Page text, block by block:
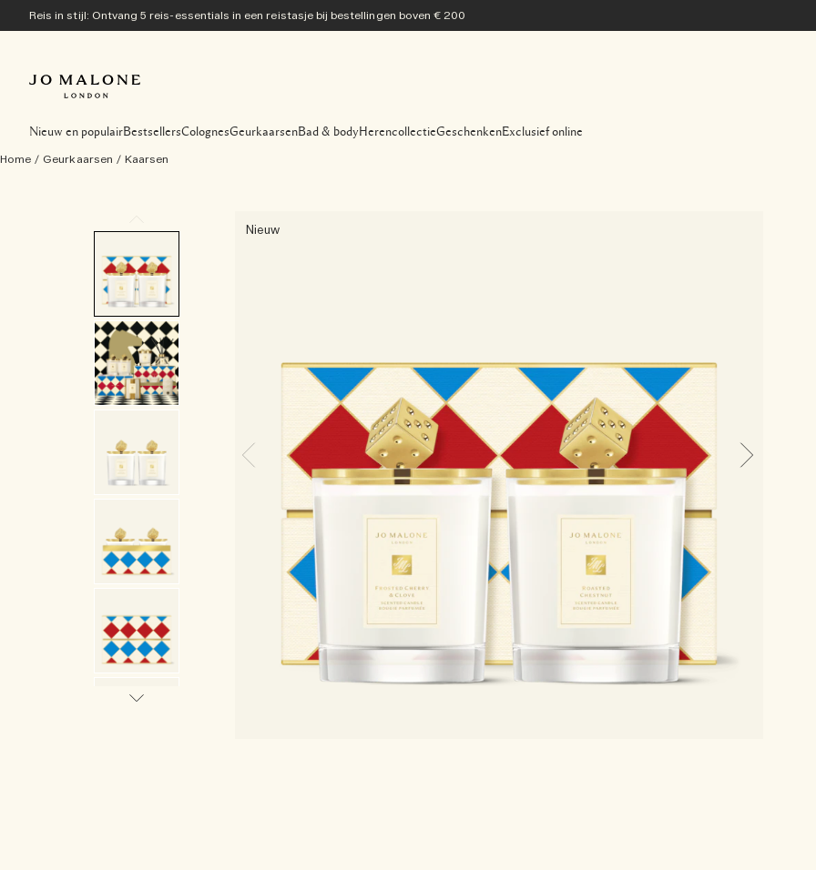
Reis in stijl: Ontvang 5 reis-essentials in een reistasje bij bestellingen boven € 200
Nieuw en populairBestsellersColognesGeurkaarsenBad & bodyHerencollectieGeschenkenExclusief online
Home / Geurkaarsen / Kaarsen
Nieuw